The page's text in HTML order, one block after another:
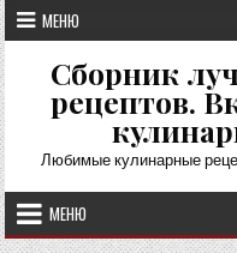
Перейти
к
содержимому
МЕНЮ
Сборник
рецептов.
Любимые кулинарные
МЕНЮ